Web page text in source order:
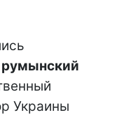
румынский
Украины